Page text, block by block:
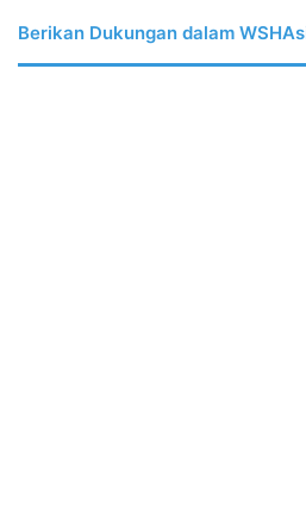
Berikan Dukungan dalam